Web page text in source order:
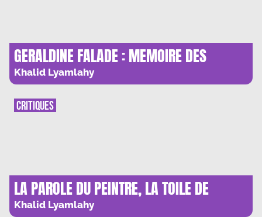
GERALDINE FALADE : MEMOIRE DES
PIONNIERES AFRICAINES
Khalid Lyamlahy
LA PAROLE DU PEINTRE, LA TOILE DE
L’ENTRETIEN
Khalid Lyamlahy
CRITIQUES